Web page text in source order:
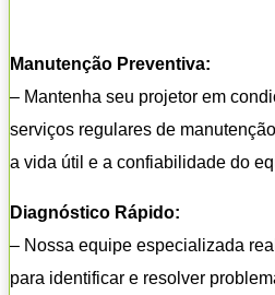
Manutenção Preventiva:
– Mantenha seu projetor em
serviços regulares de
a vida útil e a confiabilidade do
Diagnóstico Rápido:
– Nossa equipe especializada
para identificar e resolver